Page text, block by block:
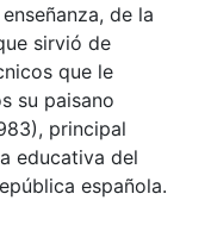
de la
sirvió de
que le
su paisano
principal
educativa del
española.